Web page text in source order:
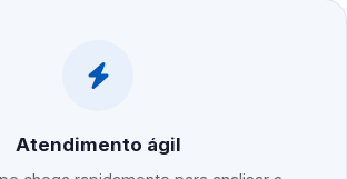
Atendimento ágil